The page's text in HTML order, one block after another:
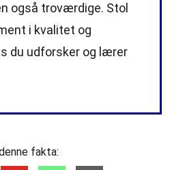
også troværdige. Stol
i kvalitet og
du udforsker og lærer
fakta: